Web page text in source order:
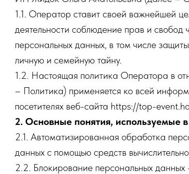
1.1. Оператор ставит своей важнейшей
деятельности соблюдение прав и
персональных данных, в том числе
личную и семейную тайну.
1.2. Настоящая политика Оператора в
– Политика) применяется ко всей
посетителях веб-сайта https://top-
2. Основные понятия, используемые
2.1. Автоматизированная обработка
данных с помощью средств
2.2. Блокирование персональных